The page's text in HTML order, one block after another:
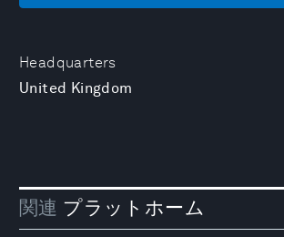
Headquarters
United Kingdom
関連 プラットホーム